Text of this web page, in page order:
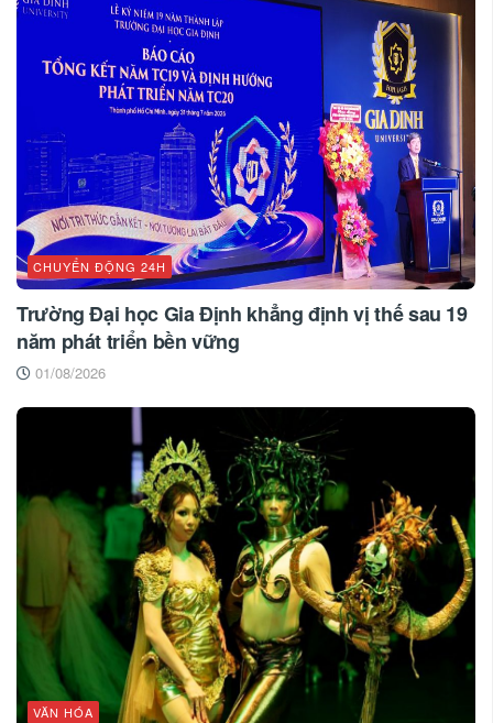
CHUYỂN ĐỘNG 24H
Trường Đại học Gia Định khẳng định vị thế sau 19
năm phát triển bền vững
01/08/2026
VĂN HÓA